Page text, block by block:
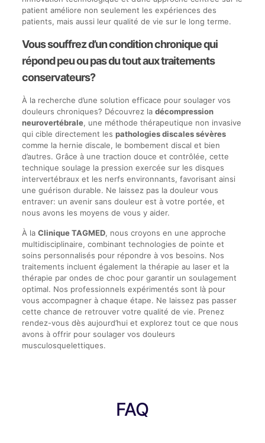
patient améliore non seulement les expériences des
patients, mais aussi leur qualité de vie sur le long terme.
Vous souffrez d’un condition chronique qui
répond peu ou pas du tout aux traitements
conservateurs?
À la recherche d’une solution efficace pour soulager vos
douleurs chroniques? Découvrez la décompression
neurovertébrale, une méthode thérapeutique non invasive
qui cible directement les pathologies discales sévères
comme la hernie discale, le bombement discal et bien
d’autres. Grâce à une traction douce et contrôlée, cette
technique soulage la pression exercée sur les disques
intervertébraux et les nerfs environnants, favorisant ainsi
une guérison durable. Ne laissez pas la douleur vous
entraver: un avenir sans douleur est à votre portée, et
nous avons les moyens de vous y aider.
À la Clinique TAGMED, nous croyons en une approche
multidisciplinaire, combinant technologies de pointe et
soins personnalisés pour répondre à vos besoins. Nos
traitements incluent également la thérapie au laser et la
thérapie par ondes de choc pour garantir un soulagement
optimal. Nos professionnels expérimentés sont là pour
vous accompagner à chaque étape. Ne laissez pas passer
cette chance de retrouver votre qualité de vie. Prenez
rendez-vous dès aujourd’hui et explorez tout ce que nous
avons à offrir pour soulager vos douleurs
musculosquelettiques.
FAQ